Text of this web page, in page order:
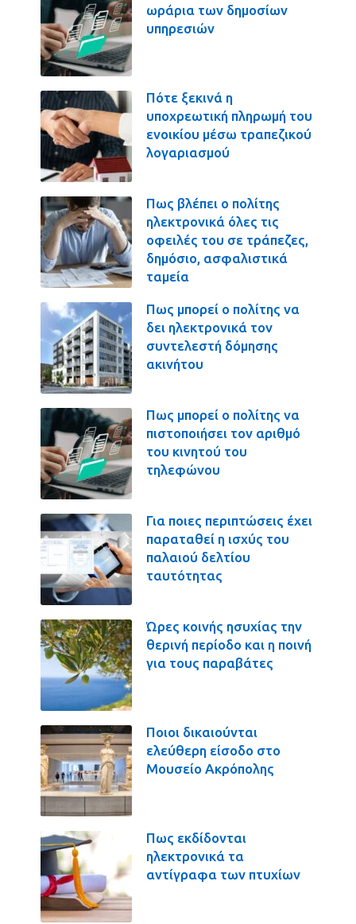
ωράρια των δημοσίων
υπηρεσιών
Πότε ξεκινά η
υποχρεωτική πληρωμή του
ενοικίου μέσω τραπεζικού
λογαριασμού
Πως βλέπει ο πολίτης
ηλεκτρονικά όλες τις
οφειλές του σε τράπεζες,
δημόσιο, ασφαλιστικά
ταμεία
Πως μπορεί ο πολίτης να
δει ηλεκτρονικά τον
συντελεστή δόμησης
ακινήτου
Πως μπορεί ο πολίτης να
πιστοποιήσει τον αριθμό
του κινητού του
τηλεφώνου
Για ποιες περιπτώσεις έχει
παραταθεί η ισχύς του
παλαιού δελτίου
ταυτότητας
Ώρες κοινής ησυχίας την
θερινή περίοδο και η ποινή
για τους παραβάτες
Ποιοι δικαιούνται
ελεύθερη είσοδο στο
Μουσείο Ακρόπολης
Πως εκδίδονται
ηλεκτρονικά τα
αντίγραφα των πτυχίων